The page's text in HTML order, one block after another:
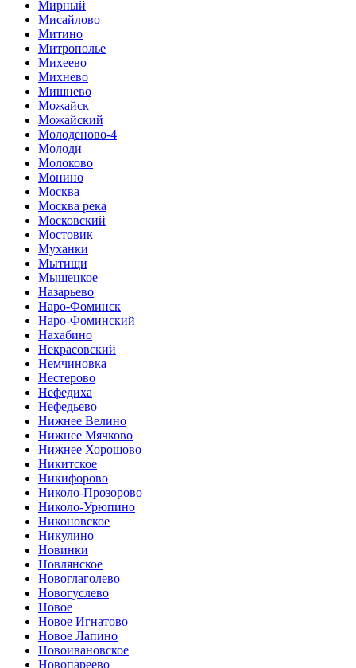
Мирный
Мисайлово
Митино
Митрополье
Михеево
Михнево
Мишнево
Можайск
Можайский
Молоденово-4
Молоди
Молоково
Монино
Москва
Москва река
Московский
Мостовик
Муханки
Мытищи
Мышецкое
Назарьево
Наро-Фоминск
Наро-Фоминский
Нахабино
Некрасовский
Немчиновка
Нестерово
Нефедиха
Нефедьево
Нижнее Велино
Нижнее Мячково
Нижнее Хорошово
Никитское
Никифорово
Николо-Прозорово
Николо-Урюпино
Никоновское
Никулино
Новинки
Новлянское
Новоглаголево
Новогуслево
Новое
Новое Игнатово
Новое Лапино
Новоивановское
Новопареево